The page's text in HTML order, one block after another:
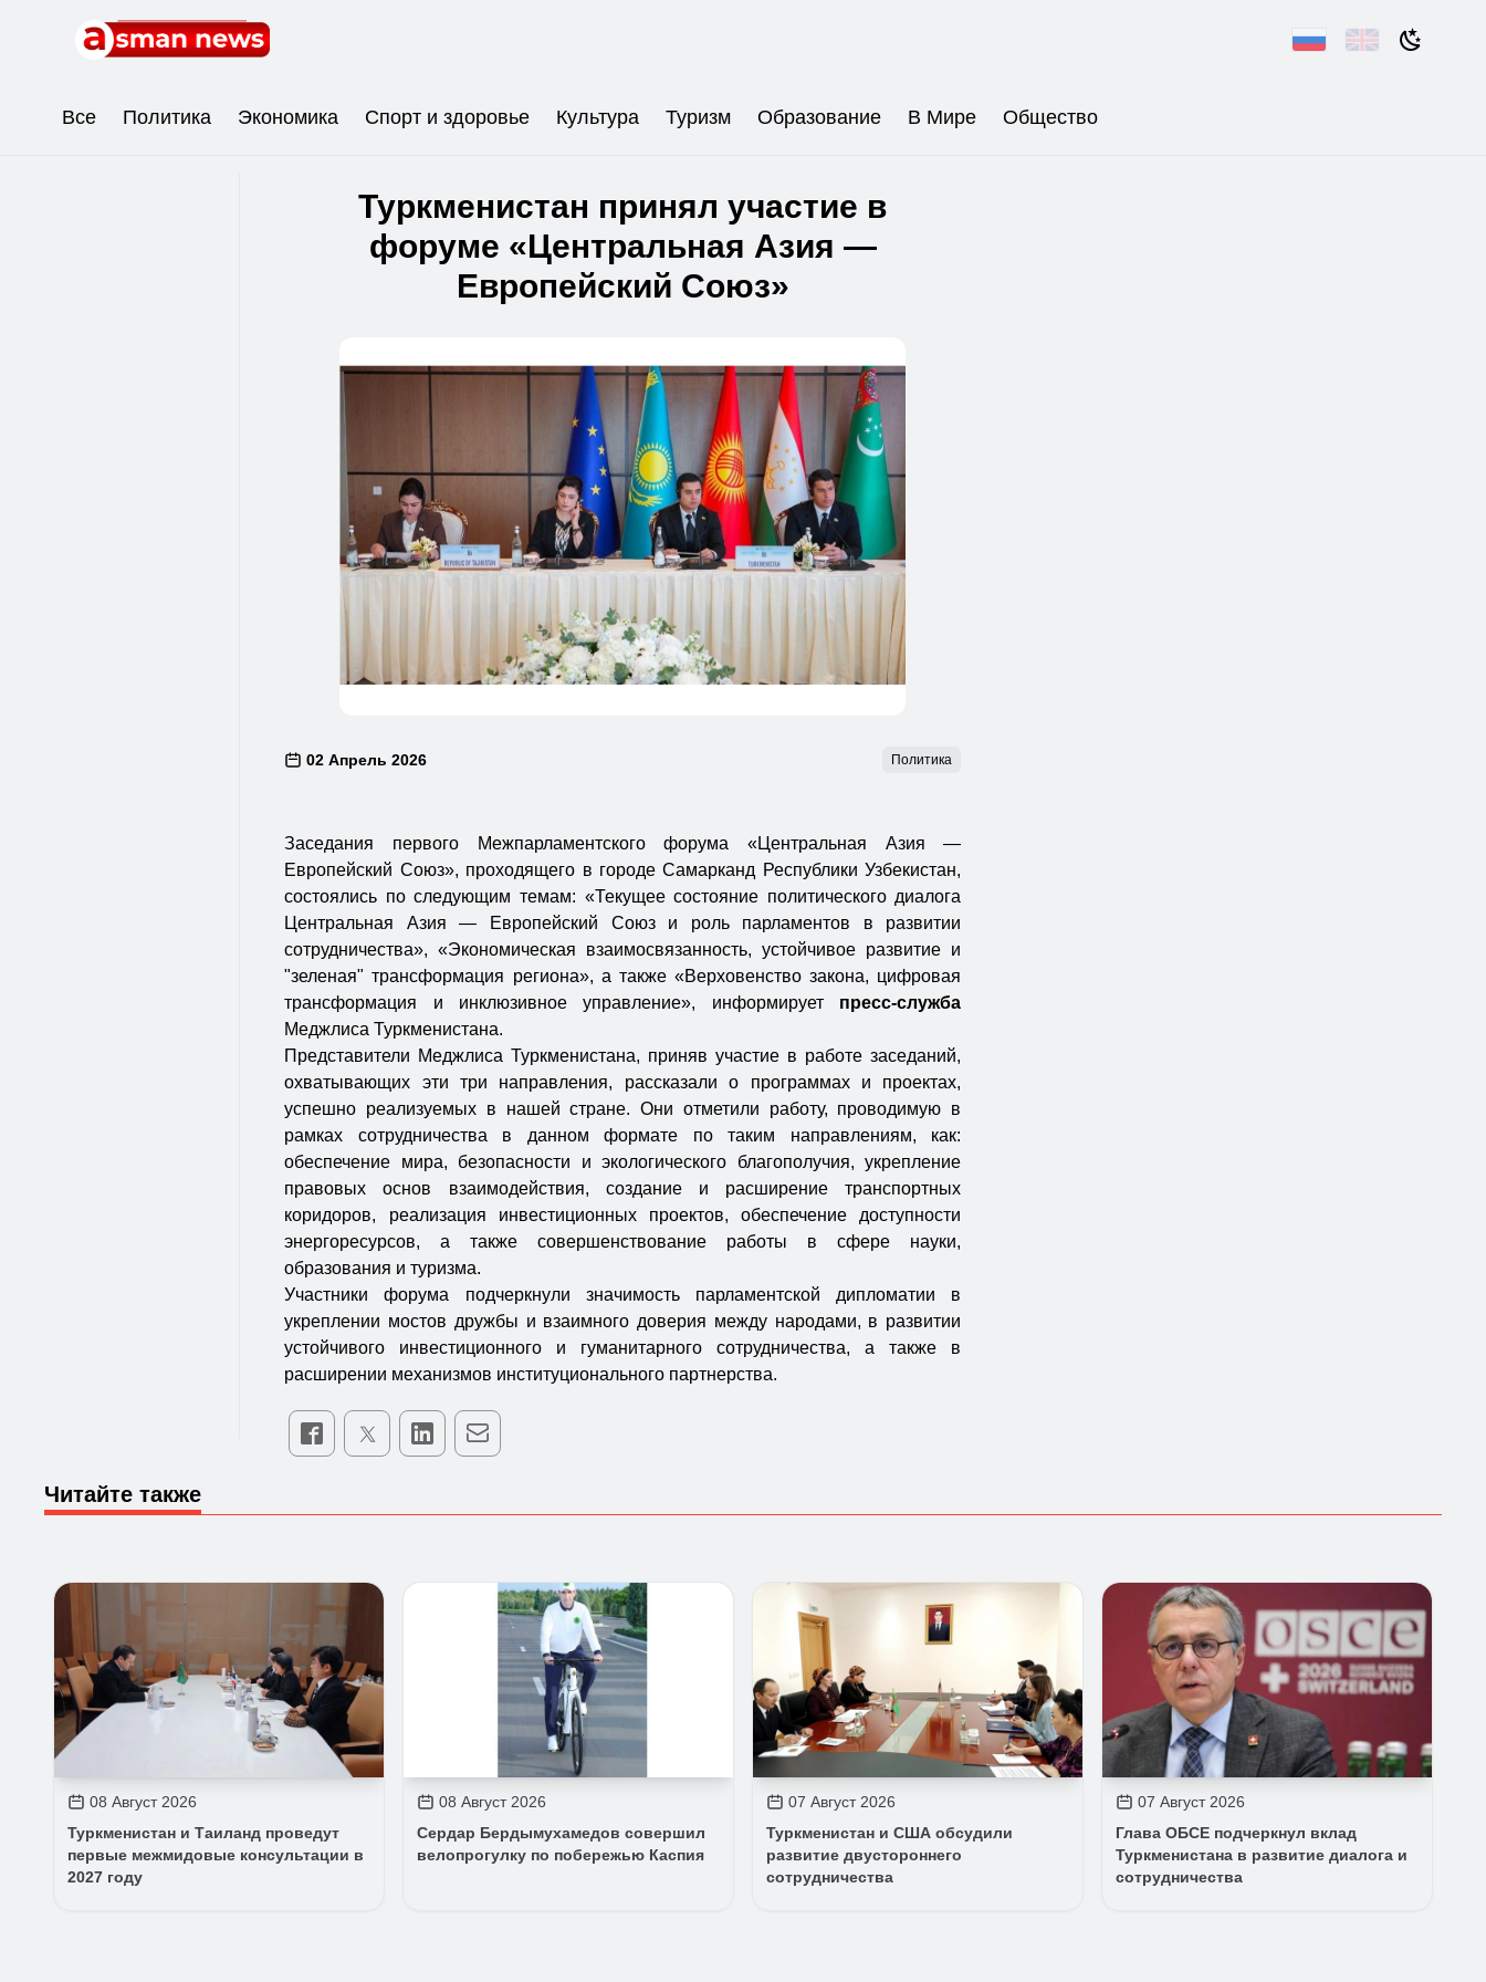
Все Политика Экономика Спорт и здоровье Культура Туризм Образование В Мире Общество
Туркменистан принял участие в
форуме «Центральная Азия —
Европейский Союз»
02 Апрель 2026 Политика
Заседания первого Межпарламентского форума «Центральная Азия —
Европейский Союз», проходящего в городе Самарканд Республики Узбекистан,
состоялись по следующим темам: «Текущее состояние политического диалога
Центральная Азия — Европейский Союз и роль парламентов в развитии
сотрудничества», «Экономическая взаимосвязанность, устойчивое развитие и
"зеленая" трансформация региона», а также «Верховенство закона, цифровая
трансформация и инклюзивное управление», информирует пресс-служба
Меджлиса Туркменистана.
Представители Меджлиса Туркменистана, приняв участие в работе заседаний,
охватывающих эти три направления, рассказали о программах и проектах,
успешно реализуемых в нашей стране. Они отметили работу, проводимую в
рамках сотрудничества в данном формате по таким направлениям, как:
обеспечение мира, безопасности и экологического благополучия, укрепление
правовых основ взаимодействия, создание и расширение транспортных
коридоров, реализация инвестиционных проектов, обеспечение доступности
энергоресурсов, а также совершенствование работы в сфере науки,
образования и туризма.
Участники форума подчеркнули значимость парламентской дипломатии в
укреплении мостов дружбы и взаимного доверия между народами, в развитии
устойчивого инвестиционного и гуманитарного сотрудничества, а также в
расширении механизмов институционального партнерства.
Читайте также
08 Август 2026
Туркменистан и Таиланд проведут
первые межмидовые консультации в
2027 году
08 Август 2026
Сердар Бердымухамедов совершил
велопрогулку по побережью Каспия
07 Август 2026
Туркменистан и США обсудили
развитие двустороннего
сотрудничества
07 Август 2026
Глава ОБСЕ подчеркнул вклад
Туркменистана в развитие диалога и
сотрудничества